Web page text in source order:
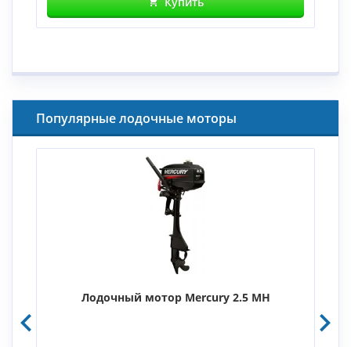
Популярные лодочные моторы
Лодочный мотор Mercury 2.5 MH